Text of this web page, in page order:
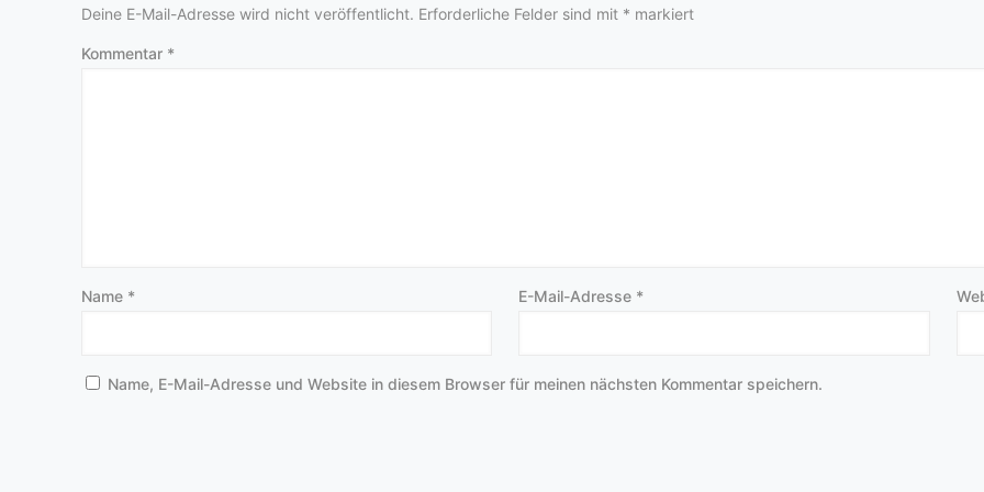
Deine E-Mail-Adresse wird nicht veröffentlicht. Erforderliche Felder sind mit * markiert
Kommentar *
Name * E-Mail-Adresse *
Name, E-Mail-Adresse und Website in diesem Browser für meinen nächsten Kommentar speichern.